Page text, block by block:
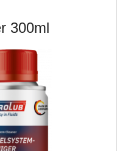
300ml